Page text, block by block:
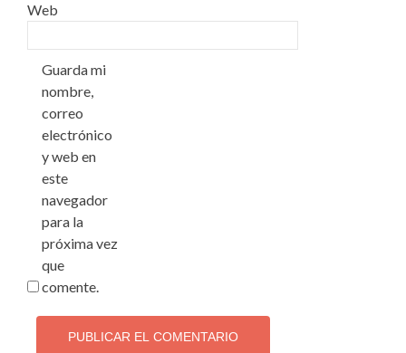
Web
Guarda mi
nombre,
correo
electrónico
y web en
este
navegador
para la
próxima vez
que
comente.